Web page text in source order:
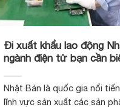
Đi xuất khẩu lao động
ngành điện tử bạn cần
Nhật Bản là quốc gia nổi
lĩnh vực sản xuất các sản